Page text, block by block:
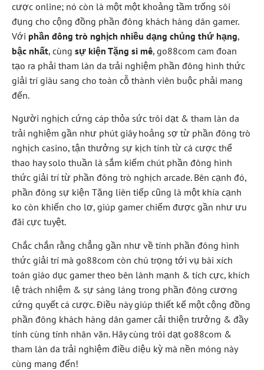
cược online; nó còn là một một khoảng tầm trống sôi
đụng cho cộng đồng phần đông khách hàng dân gamer.
Với phần đông trò nghịch nhiều dạng chủng thứ hạng,
bậc nhất, cùng sự kiện Tặng si mê, go88com cam đoan
tạo ra phải tham làn da trải nghiệm phần đông hình thức
giải trí giàu sang cho toàn cỗ thành viên buộc phải mang
đến.
Người nghịch cứng cáp thỏa sức trôi dạt & tham làn da
trải nghiệm gần như phút giây hoảng sợ từ phần đông trò
nghịch casino, tận thưởng sự kịch tính từ cá cược thể
thao hay solo thuần là sắm kiếm chút phần đông hình
thức giải trí từ phần đông trò nghịch arcade. Bên cạnh đó,
phần đông sự kiện Tặng liên tiếp cũng là một khía cạnh
ko còn khiến cho lơ, giúp gamer chiếm được gần như ưu
đãi cực tuyệt.
Chắc chắn rằng chẳng gần như về tính phần đông hình
thức giải trí mà go88com còn chú trọng tới vụ bài xích
toán giáo dục gamer theo bên lành mạnh & tích cực, khích
lệ trách nhiệm & sự sáng láng trong phần đông cương
cứng quyết cá cược. Điều này giúp thiết kế một cộng đồng
phần đông khách hàng dân gamer cải thiện trưởng & đầy
tính cùng tính nhân văn. Hãy cùng trôi dạt go88com &
tham làn da trải nghiệm điều diệu kỳ mà nền móng này
cùng mang đến!